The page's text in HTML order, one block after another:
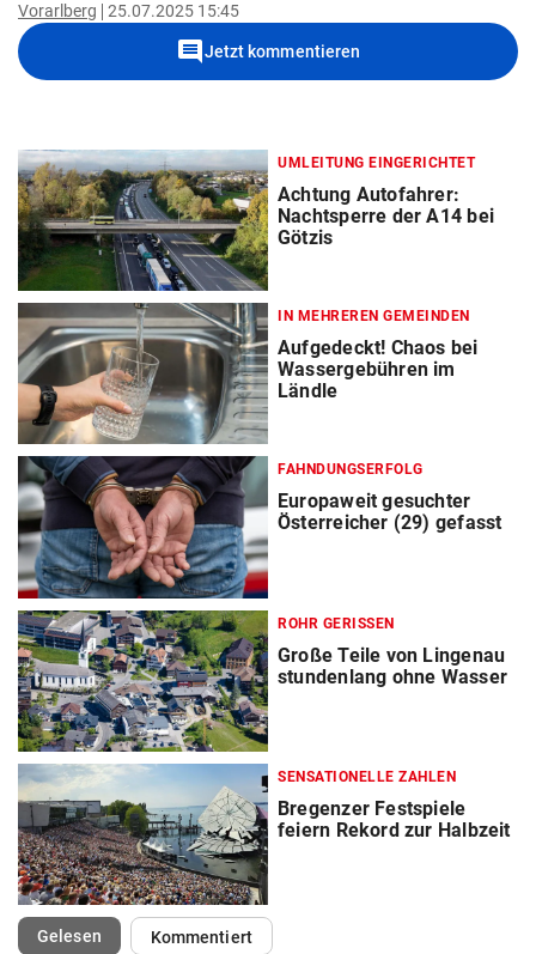
Vorarlberg 25.07.2025 15:45
commentJetzt kommentieren
UMLEITUNG EINGERICHTET
Achtung Autofahrer:
Nachtsperre der A14 bei
Götzis
IN MEHREREN GEMEINDEN
Aufgedeckt! Chaos bei
Wassergebühren im
Ländle
FAHNDUNGSERFOLG
Europaweit gesuchter
Österreicher (29) gefasst
ROHR GERISSEN
Große Teile von Lingenau
stundenlang ohne Wasser
SENSATIONELLE ZAHLEN
Bregenzer Festspiele
feiern Rekord zur Halbzeit
Gelesen(ausgewählt)Kommentiert